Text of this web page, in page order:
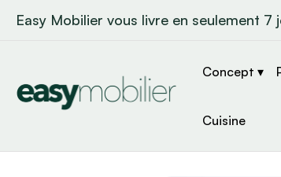
Easy Mobilier vous livre en seulement
Concept ▾
Cuisine